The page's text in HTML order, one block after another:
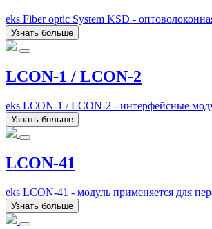
eks Fiber optic System KSD -
Узнать больше
LCON-1 / LCON-2
eks LCON-1 / LCON-2 - интерфейсные
Узнать больше
LCON-41
eks LCON-41 - модуль применяется для
Узнать больше